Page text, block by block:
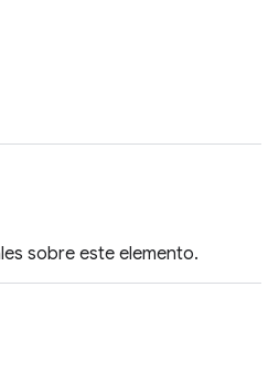
sobre este elemento.